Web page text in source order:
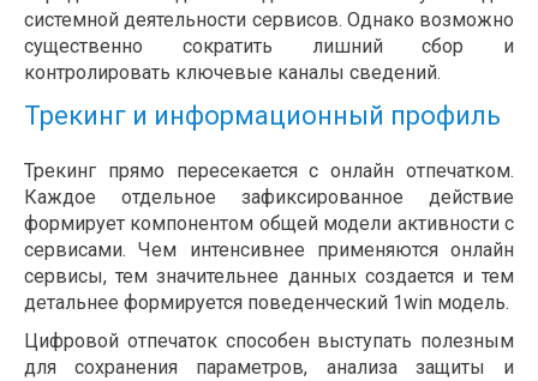
системной деятельности сервисов. Однако возможно
существенно сократить лишний сбор и
контролировать ключевые каналы сведений.
Трекинг и информационный профиль
Трекинг прямо пересекается с онлайн отпечатком.
Каждое отдельное зафиксированное действие
формирует компонентом общей модели активности с
сервисами. Чем интенсивнее применяются онлайн
сервисы, тем значительнее данных создается и тем
детальнее формируется поведенческий 1win модель.
Цифровой отпечаток способен выступать полезным
для сохранения параметров, анализа защиты и